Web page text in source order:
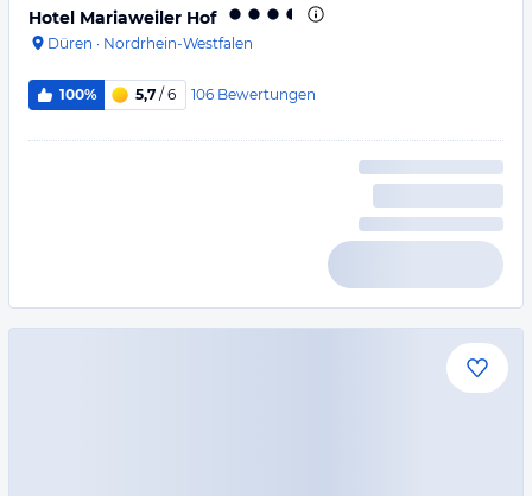
Hotel Mariaweiler Hof
Düren · Nordrhein-Westfalen
100% 5,7 / 6 106 Bewertungen